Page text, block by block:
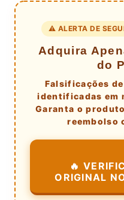
⚠️ ALERTA DE
Adquira
do
Falsificações
identificadas em
Garanta o
reembolso
🔥
ORIGINAL